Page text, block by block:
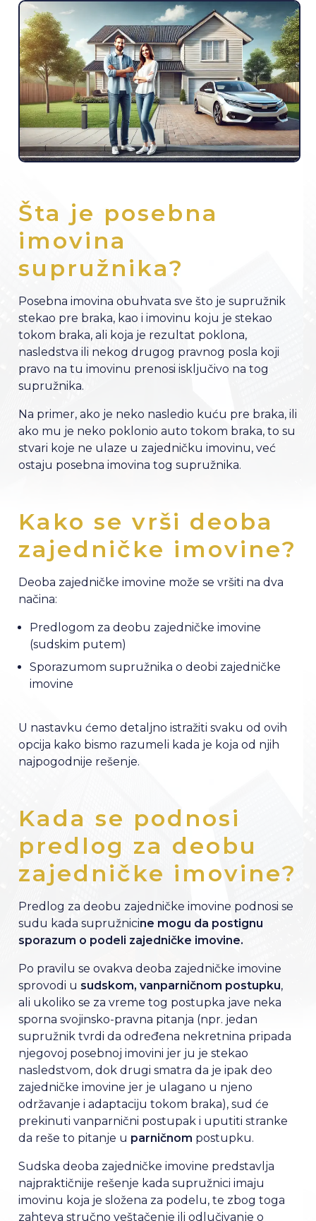
Šta je posebna
imovina
supružnika?
Posebna imovina obuhvata sve što je supružnik
stekao pre braka, kao i imovinu koju je stekao
tokom braka, ali koja je rezultat poklona,
nasledstva ili nekog drugog pravnog posla koji
pravo na tu imovinu prenosi isključivo na tog
supružnika.
Na primer, ako je neko nasledio kuću pre braka, ili
ako mu je neko poklonio auto tokom braka, to su
stvari koje ne ulaze u zajedničku imovinu, već
ostaju posebna imovina tog supružnika.
Kako se vrši deoba
zajedničke imovine?
Deoba zajedničke imovine može se vršiti na dva
načina:
Predlogom za deobu zajedničke imovine
(sudskim putem)
Sporazumom supružnika o deobi zajedničke
imovine
U nastavku ćemo detaljno istražiti svaku od ovih
opcija kako bismo razumeli kada je koja od njih
najpogodnije rešenje.
Kada se podnosi
predlog za deobu
zajedničke imovine?
Predlog za deobu zajedničke imovine podnosi se
sudu kada supružnicine mogu da postignu
sporazum o podeli zajedničke imovine.
Po pravilu se ovakva deoba zajedničke imovine
sprovodi u sudskom, vanparničnom postupku,
ali ukoliko se za vreme tog postupka jave neka
sporna svojinsko-pravna pitanja (npr. jedan
supružnik tvrdi da određena nekretnina pripada
njegovoj posebnoj imovini jer ju je stekao
nasledstvom, dok drugi smatra da je ipak deo
zajedničke imovine jer je ulagano u njeno
održavanje i adaptaciju tokom braka), sud će
prekinuti vanparnični postupak i uputiti stranke
da reše to pitanje u parničnom postupku.
Sudska deoba zajedničke imovine predstavlja
najpraktičnije rešenje kada supružnici imaju
imovinu koja je složena za podelu, te zbog toga
zahteva stručno veštačenje ili odlučivanje o